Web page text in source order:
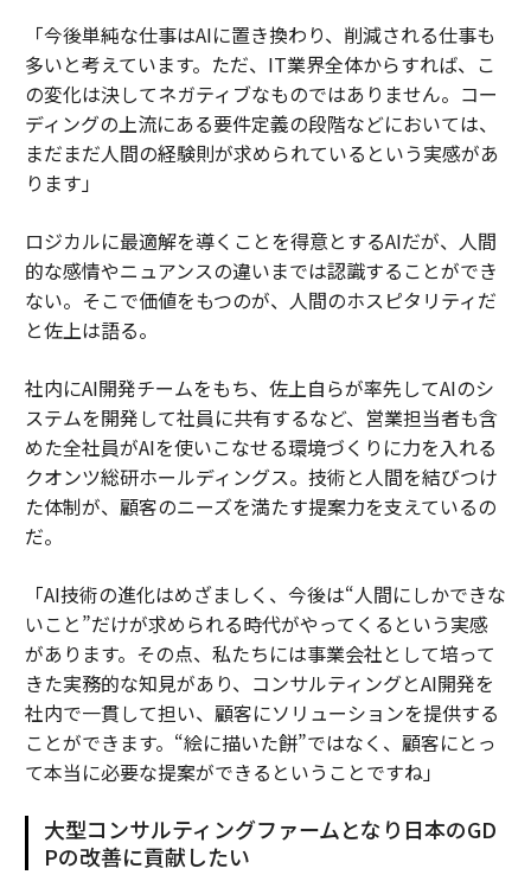
「今後単純な仕事はAIに置き換わり、削減される仕事も
多いと考えています。ただ、IT業界全体からすれば、こ
の変化は決してネガティブなものではありません。コー
ディングの上流にある要件定義の段階などにおいては、
まだまだ人間の経験則が求められているという実感があ
ります」
ロジカルに最適解を導くことを得意とするAIだが、人間
的な感情やニュアンスの違いまでは認識することができ
ない。そこで価値をもつのが、人間のホスピタリティだ
と佐上は語る。
社内にAI開発チームをもち、佐上自らが率先してAIのシ
ステムを開発して社員に共有するなど、営業担当者も含
めた全社員がAIを使いこなせる環境づくりに力を入れる
クオンツ総研ホールディングス。技術と人間を結びつけ
た体制が、顧客のニーズを満たす提案力を支えているの
だ。
「AI技術の進化はめざましく、今後は“人間にしかできな
いこと”だけが求められる時代がやってくるという実感
があります。その点、私たちには事業会社として培って
きた実務的な知見があり、コンサルティングとAI開発を
社内で一貫して担い、顧客にソリューションを提供する
ことができます。“絵に描いた餅”ではなく、顧客にとっ
て本当に必要な提案ができるということですね」
大型コンサルティングファームとなり日本のGD
Pの改善に貢献したい